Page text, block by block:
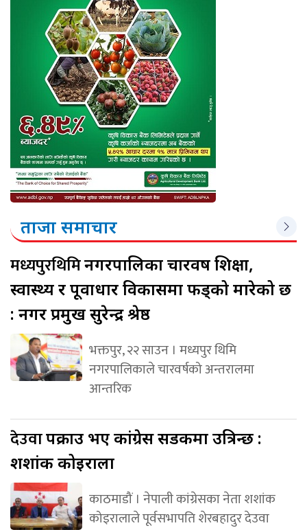
ताजा समाचार
मध्यपुरथिमिनगरपालिका चारवर्ष शिक्षा,
स्वास्थ्य र पूर्वाधार विकासमा फड्को मारेको छ
: नगर प्रमुख सुरेन्द्र श्रेष्ठ
भक्तपुर, २२ साउन । मध्यपुर थिमि
नगरपालिकाले चारवर्षको अन्तरालमा
आन्तरिक
देउवापक्राउ भए कांग्रेस सडकमा उत्रिन्छ :
शशांक कोइराला
काठमाडौं । नेपाली कांग्रेसका नेता शशांक
कोइरालाले पूर्वसभापति शेरबहादुर देउवा